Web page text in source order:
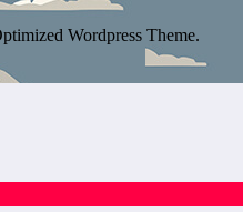
Wordpress Theme.